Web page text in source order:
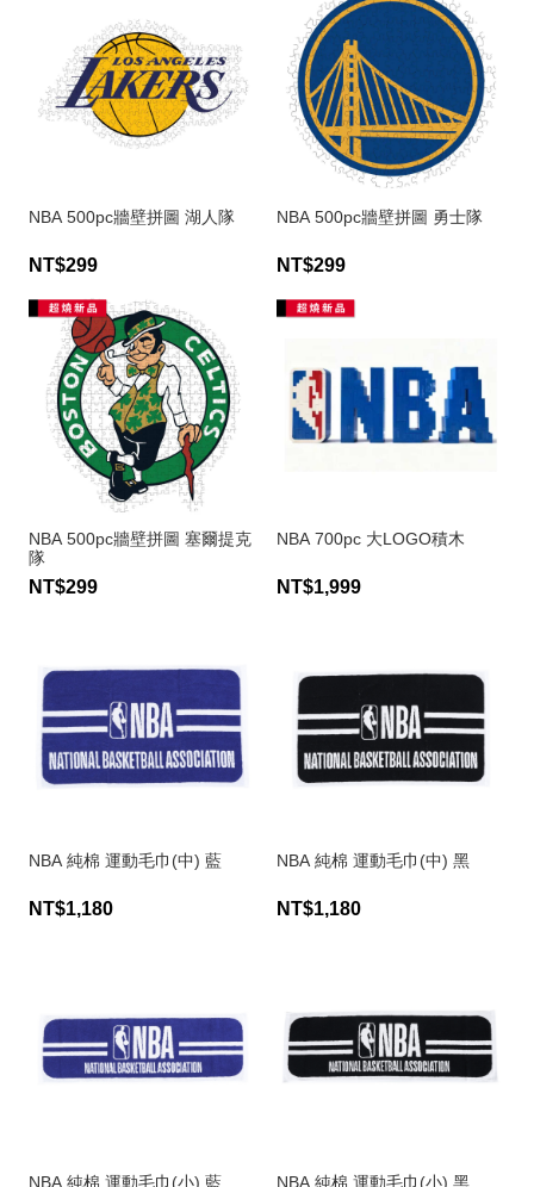
NBA 500pc牆壁拼圖 湖人隊
NT$299
NBA 500pc牆壁拼圖 勇士隊
NT$299
NBA 500pc牆壁拼圖 塞爾提克
隊
NT$299
NBA 700pc 大LOGO積木
NT$1,999
NBA 純棉 運動毛巾(中) 藍
NT$1,180
NBA 純棉 運動毛巾(中) 黑
NT$1,180
NBA 純棉 運動毛巾(小) 藍 NBA 純棉 運動毛巾(小) 黑